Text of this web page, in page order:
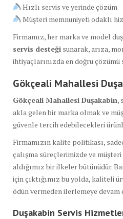
Hızlı servis ve yerinde çözüm
Müşteri memnuniyeti odaklı
Firmamız, her marka ve model
servis desteği sunarak, arıza,
ihtiyaçlarınızda en doğru çözümü
Gökçeali Mahallesi
Gökçeali Mahallesi Duşakabin,
akla gelen bir marka olmak ve
güvenle tercih edebilecekleri
Firmamızın kalite politikası,
çalışma süreçlerimizde ve
aldığımız bir ilkeler bütünüdür.
için çıktığımız bu yolda, kaliteli
ödün vermeden ilerlemeye devam
Duşakabin Servis